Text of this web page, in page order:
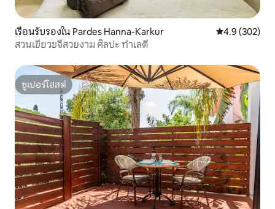
เรือนรับรองใน Pardes Hanna-Karkur คะแนนเฉลี่ย
4.9 (302)
สวนเขียวขจีสวยงาม ศิลปะ ทำเลดี
ซูเปอร์โฮสต์
ซูเปอร์โฮสต์